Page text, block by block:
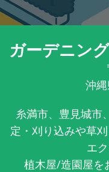
ガーデニン
沖
糸満市、豊見城市
定・刈り込みや草
エ
植木屋/造園屋を